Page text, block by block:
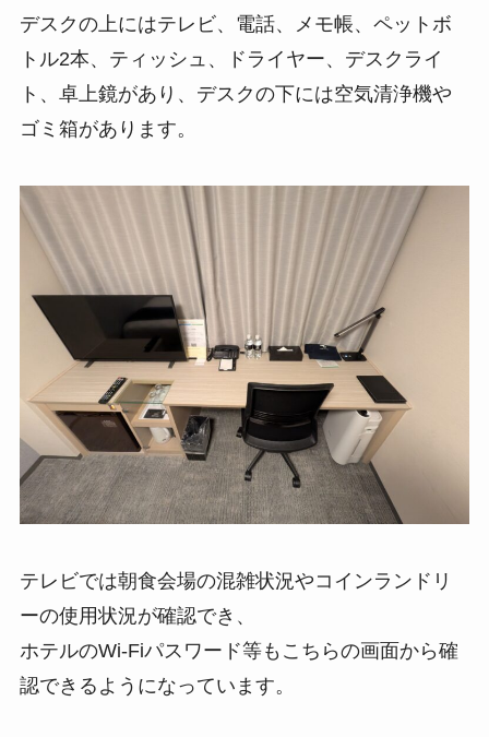
デスクの上にはテレビ、電話、メモ帳、ペットボ
トル2本、ティッシュ、ドライヤー、デスクライ
ト、卓上鏡があり、デスクの下には空気清浄機や
ゴミ箱があります。
テレビでは朝食会場の混雑状況やコインランドリ
ーの使用状況が確認でき、
ホテルのWi-Fiパスワード等もこちらの画面から確
認できるようになっています。